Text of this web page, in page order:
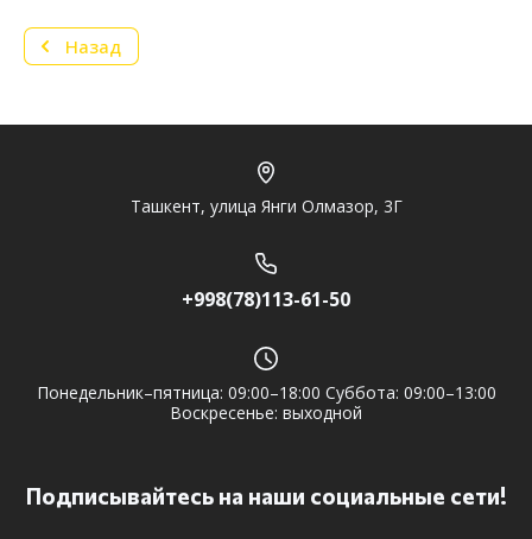
Назад
Ташкент, улица Янги Олмазор, 3Г
+998(78)113-61-50
Понедельник–пятница: 09:00–18:00 Суббота: 09:00–13:00
Воскресенье: выходной
Подписывайтесь на наши социальные сети!
Telegram